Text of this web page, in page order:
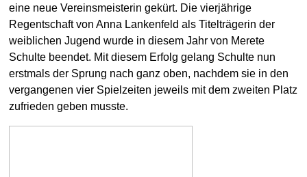
eine neue Vereinsmeisterin gekürt. Die vierjährige
Regentschaft von Anna Lankenfeld als Titelträgerin der
weiblichen Jugend wurde in diesem Jahr von Merete
Schulte beendet. Mit diesem Erfolg gelang Schulte nun
erstmals der Sprung nach ganz oben, nachdem sie in den
vergangenen vier Spielzeiten jeweils mit dem zweiten Platz
zufrieden geben musste.